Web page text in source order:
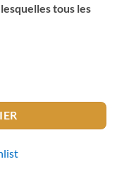
tous les